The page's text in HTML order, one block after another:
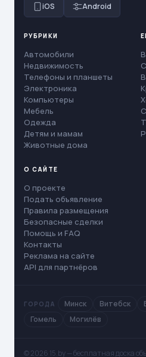
iOS Android
РУБРИКИ
Автомобили
Недвижимость
Телефоны и планшеты
Электроника
Компьютеры
Мебель
Одежда
Детям и мамам
Животные дома
О САЙТЕ
О проекте
Подать объявление
Правила размещения
Безопасные сделки
Помощь и FAQ
Контакты
Реклама на сайте
API для партнёров
ГОРОДА Минск Витебск
Гомель
Могилёв
© 2026 15.by — бесплатная доска